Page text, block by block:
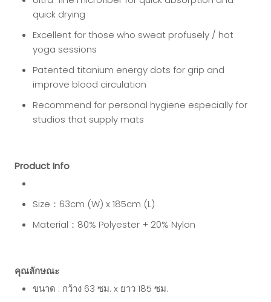
quick drying
Excellent for those who sweat profusely / hot
yoga sessions
Patented titanium energy dots for grip and
improve blood circulation
Recommend for personal hygiene especially for
studios that supply mats
Product Info
Size：63cm (W) x 185cm (L)
Material：80% Polyester + 20% Nylon
คุณลักษณะ
ขนาด : กว้าง 63 ซม. x ยาว 185 ซม.